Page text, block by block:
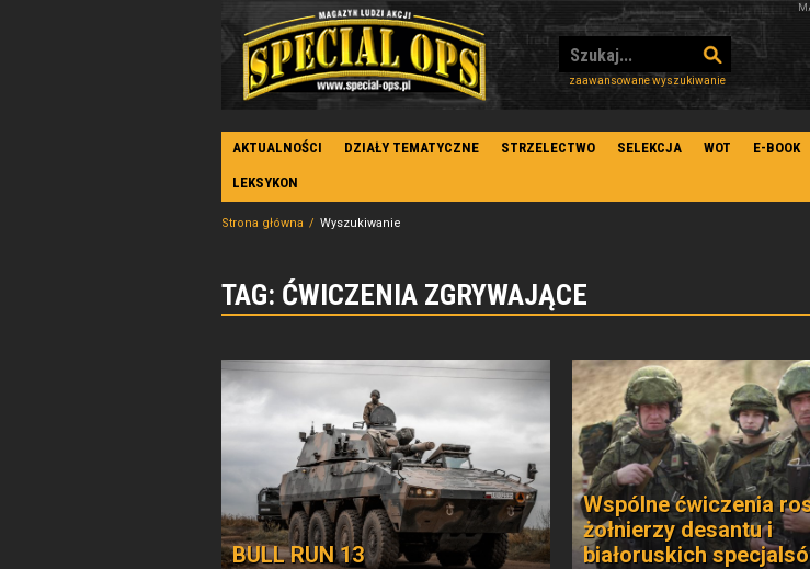
zaawansowane wyszukiwanie
AKTUALNOŚCI DZIAŁY TEMATYCZNE STRZELECTWO SELEKCJA WOT E-BOOK
LEKSYKON
Strona główna Wyszukiwanie
TAG: ĆWICZENIA ZGRYWAJĄCE
BULL RUN 13
Wspólne ćwiczenia
żołnierzy desantu i
białoruskich